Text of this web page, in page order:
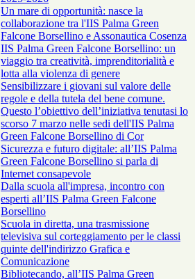
Un mare di opportunità: nasce la
collaborazione tra l'IIS Palma Green
Falcone Borsellino e Assonautica Cosenza
IIS Palma Green Falcone Borsellino: un
viaggio tra creatività, imprenditorialità e
lotta alla violenza di genere
Sensibilizzare i giovani sul valore delle
regole e della tutela del bene comune.
Questo l’obiettivo dell’iniziativa tenutasi lo
scorso 7 marzo nelle sedi dell'IIS Palma
Green Falcone Borsellino di Cor
Sicurezza e futuro digitale: all’IIS Palma
Green Falcone Borsellino si parla di
Internet consapevole
Dalla scuola all'impresa, incontro con
esperti all’IIS Palma Green Falcone
Borsellino
Scuola in diretta, una trasmissione
televisiva sul corteggiamento per le classi
quinte dell'indirizzo Grafica e
Comunicazione
Bibliotecando, all’IIS Palma Green